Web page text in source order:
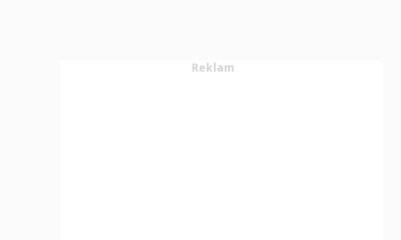
Reklam